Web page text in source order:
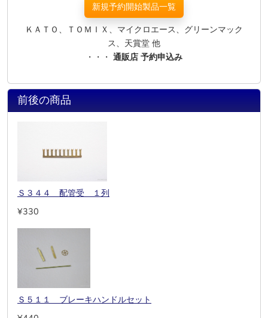
新規予約開始製品一覧
ＫＡＴＯ、ＴＯＭＩＸ、マイクロエース、グリーンマック
ス、天賞堂 他
・・・ 通販店 予約申込み
前後の商品
Ｓ３４４ 配管受 １列
¥330
Ｓ５１１ ブレーキハンドルセット